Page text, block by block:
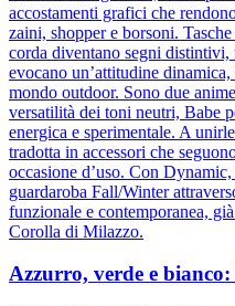
accostamenti grafici che
zaini, shopper e borsoni.
corda diventano segni
evocano un’attitudine
mondo outdoor. Sono due
versatilità dei toni neutri, Babe
energica e sperimentale. A
tradotta in accessori che
occasione d’uso. Con
guardaroba Fall/Winter
funzionale e contemporanea,
Corolla di Milazzo.
Azzurro, verde e bianco: